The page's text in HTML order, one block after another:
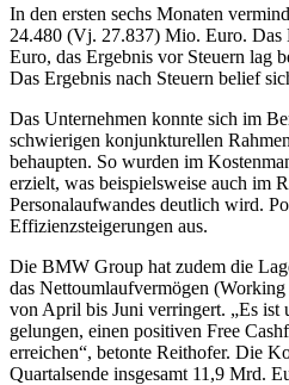
In den ersten sechs Monaten
24.480 (Vj. 27.837) Mio. Euro.
Euro, das Ergebnis vor Steuern lag
Das Ergebnis nach Steuern belief
Das Unternehmen konnte sich im
schwierigen konjunkturellen
behaupten. So wurden im
erzielt, was beispielsweise auch im
Personalaufwandes deutlich wird.
Effizienzsteigerungen aus.
Die BMW Group hat zudem die
das Nettoumlaufvermögen
von April bis Juni verringert. „Es ist
gelungen, einen positiven Free
erreichen“, betonte Reithofer. Die
Quartalsende insgesamt 11,9 Mrd.